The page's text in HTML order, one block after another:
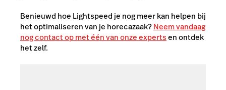
Benieuwd hoe Lightspeed je nog meer kan helpen bij
het optimaliseren van je horecazaak?Neem vandaag
nog contact op met één van onze expertsen ontdek
het zelf.